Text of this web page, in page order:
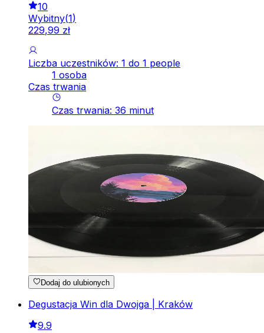
10
Wybitny(1)
229,99 zł
Liczba uczestników: 1 do 1 people
1 osoba
Czas trwania
Czas trwania: 36 minut
Dodaj do ulubionych
Degustacja Win dla Dwojga | Kraków
9.9